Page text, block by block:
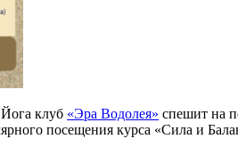
клуб «Эра Водолея» спешит на
посещения курса «Сила и